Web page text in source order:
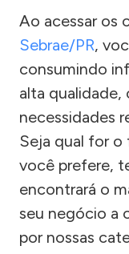
Ao acessar os
Sebrae/PR,
consumindo
alta qualidade,
necessidades
Seja qual for
você prefere,
encontrará o
seu negócio a
por nossas